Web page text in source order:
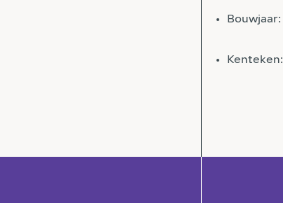
Bouwjaar:
Kenteken: